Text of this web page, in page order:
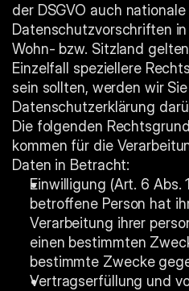
der DSGVO auch nationale
Datenschutzvorschriften
Wohn- bzw. Sitzland
Einzelfall speziellere
sein sollten, werden wir
Datenschutzerklärung
Die folgenden
kommen für die
Daten in Betracht:
Einwilligung (Art. 6 Abs.
betroffene Person hat
Verarbeitung ihrer
einen bestimmten
bestimmte Zwecke
Vertragserfüllung und